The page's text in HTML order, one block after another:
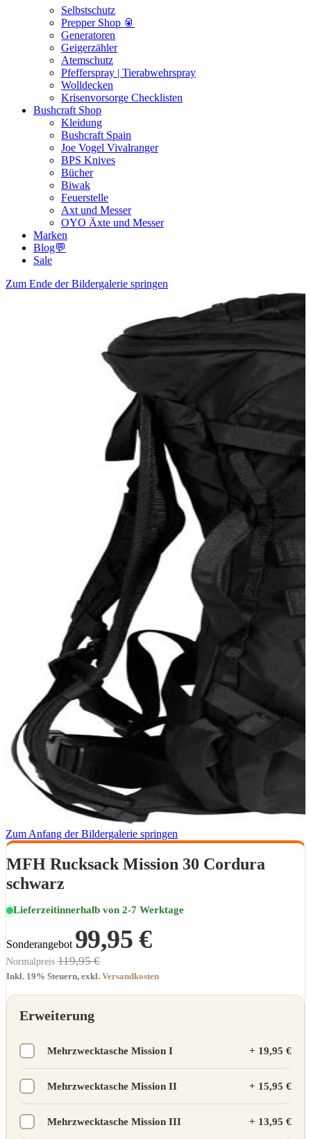
Selbstschutz
Prepper Shop 🥫
Generatoren
Geigerzähler
Atemschutz
Pfefferspray | Tierabwehrspray
Wolldecken
Krisenvorsorge Checklisten
Bushcraft Shop
Kleidung
Bushcraft Spain
Joe Vogel Vivalranger
BPS Knives
Bücher
Biwak
Feuerstelle
Axt und Messer
OYO Äxte und Messer
Marken
Blog💬
Sale
Zum Ende der Bildergalerie springen
Zum Anfang der Bildergalerie springen
MFH Rucksack Mission 30 Cordura
schwarz
Lieferzeitinnerhalb von 2-7 Werktage
Sonderangebot 99,95 €
Normalpreis 119,95 €
Inkl. 19% Steuern, exkl. Versandkosten
Erweiterung
Mehrzwecktasche Mission I + 19,95 €
Mehrzwecktasche Mission II + 15,95 €
Mehrzwecktasche Mission III + 13,95 €